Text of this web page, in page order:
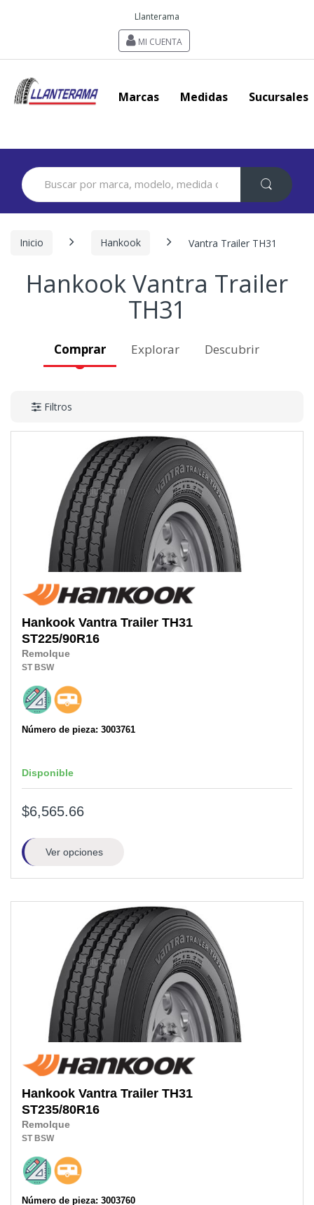
Llanterama
MI CUENTA
Marcas Medidas Sucursales
Search
for:
Inicio Hankook Vantra Trailer TH31
Hankook Vantra Trailer
TH31
Comprar Explorar Descubrir
Filtros
Hankook Vantra Trailer TH31
ST225/90R16
Remolque
ST BSW
Número de pieza: 3003761
Disponible
$6,565.66
Ver opciones
Hankook Vantra Trailer TH31
ST235/80R16
Remolque
ST BSW
Número de pieza: 3003760